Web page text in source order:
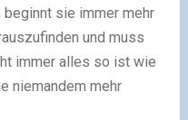
sie immer mehr
und muss
immer alles so ist wie
niemandem mehr